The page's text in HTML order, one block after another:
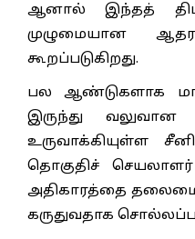
ஆனால் இந்தத்
முழுமையான
கூறப்படுகிறது.
பல ஆண்டுகளாக
இருந்து
உருவாக்கியுள்ள
தொகுதிச்
அதிகாரத்தை தலைமை
கருதுவதாக